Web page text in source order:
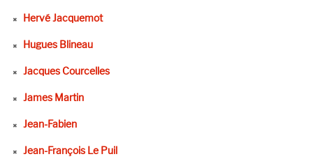
Hervé Jacquemot
Hugues Blineau
Jacques Courcelles
James Martin
Jean-Fabien
Jean-François Le Puil